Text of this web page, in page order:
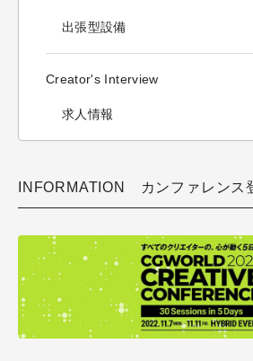
出張型設備
Creator's Interview
求人情報
INFORMATION カンファレンス